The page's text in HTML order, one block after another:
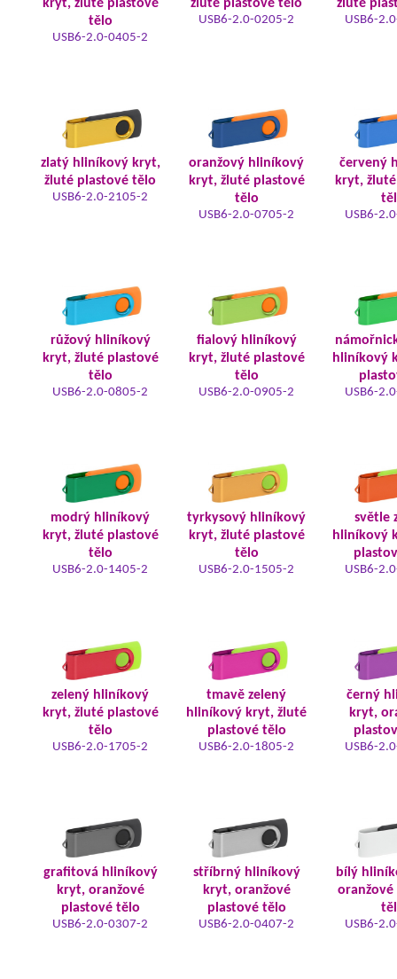
kryt, žluté plastové
tělo
USB6-2.0-0405-2
žluté plastové tělo
USB6-2.0-0205-2
žluté
USB6-
zlatý hliníkový kryt,
žluté plastové tělo
USB6-2.0-2105-2
oranžový hliníkový
kryt, žluté plastové
tělo
USB6-2.0-0705-2
červený
kryt,
USB6-
růžový hliníkový
kryt, žluté plastové
tělo
USB6-2.0-0805-2
fialový hliníkový
kryt, žluté plastové
tělo
USB6-2.0-0905-2
hliníkový
USB6-
modrý hliníkový
kryt, žluté plastové
tělo
USB6-2.0-1405-2
tyrkysový hliníkový
kryt, žluté plastové
tělo
USB6-2.0-1505-2
světle
hliníkový
USB6-
zelený hliníkový
kryt, žluté plastové
tělo
USB6-2.0-1705-2
tmavě zelený
hliníkový kryt, žluté
plastové tělo
USB6-2.0-1805-2
černý
kryt,
USB6-
grafitová hliníkový
kryt, oranžové
plastové tělo
USB6-2.0-0307-2
stříbrný hliníkový
kryt, oranžové
plastové tělo
USB6-2.0-0407-2
bílý
oranžové
USB6-